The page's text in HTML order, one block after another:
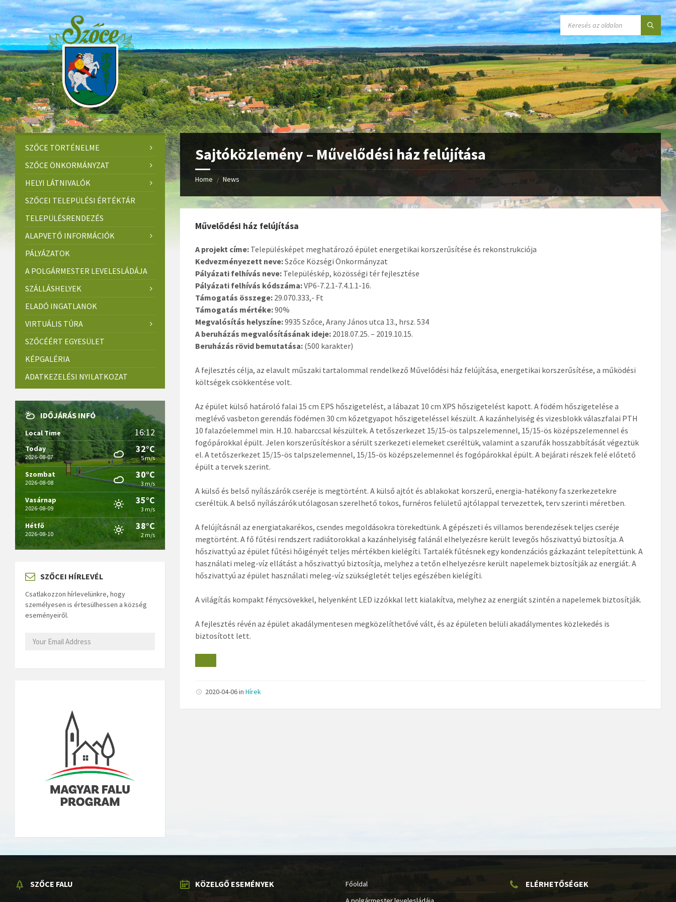
Skip
to
content
Skip
to
left
sidebar
Skip
to
footer
SEARCH:
Sajtóközlemény – Művelődési ház felújítása
Home / News
Művelődési ház felújítása
A projekt címe: Településképet meghatározó épület energetikai korszerűsítése és rekonstrukciója
Kedvezményezett neve:Szőce Községi Önkormányzat
Pályázati felhívás neve: Településkép, közösségi tér fejlesztése
Pályázati felhívás kódszáma:VP6-7.2.1-7.4.1.1-16.
Támogatás összege: 29.070.333,- Ft
Támogatás mértéke:90%
Megvalósítás helyszíne:9935 Szőce, Arany János utca 13., hrsz. 534
A beruházás megvalósításának ideje: 2018.07.25. – 2019.10.15.
Beruházás rövid bemutatása: (500 karakter)
A fejlesztés célja, az elavult műszaki tartalommal rendelkező Művelődési ház felújítása, energetikai korszerűsítése, a működési
költségek csökkentése volt.
Az épület külső határoló falai 15 cm EPS hőszigetelést, a lábazat 10 cm XPS hőszigetelést kapott. A födém hőszigetelése a
meglévő vasbeton gerendás födémen 30 cm kőzetgyapot hőszigeteléssel készült. A kazánhelyiség és vizesblokk válaszfalai PTH
10 falazóelemmel min. H.10. habarccsal készültek. A tetőszerkezet 15/15-ös talpszelemennel, 15/15-ös középszelemennel és
fogópárokkal épült. Jelen korszerűsítéskor a sérült szerkezeti elemeket cseréltük, valamint a szarufák hosszabbítását végeztük
el. A tetőszerkezet 15/15-ös talpszelemennel, 15/15-ös középszelemennel és fogópárokkal épült. A bejárati részek felé előtető
épült a tervek szerint.
A külső és belső nyílászárók cseréje is megtörtént. A külső ajtót és ablakokat korszerű, energia-hatékony fa szerkezetekre
cseréltük. A belső nyílászárók utólagosan szerelhető tokos, furnéros felületű ajtólappal tervezettek, terv szerinti méretben.
A felújításnál az energiatakarékos, csendes megoldásokra törekedtünk. A gépészeti és villamos berendezések teljes cseréje
megtörtént. A fő fűtési rendszert radiátorokkal a kazánhelyiség falánál elhelyezésre került levegős hőszivattyú biztosítja. A
hőszivattyú az épület fűtési hőigényét teljes mértékben kielégíti. Tartalék fűtésnek egy kondenzációs gázkazánt telepítettünk. A
használati meleg-víz ellátást a hőszivattyú biztosítja, melyhez a tetőn elhelyezésre került napelemek biztosítják az energiát. A
hőszivattyú az épület használati meleg-víz szükségletét teljes egészében kielégíti.
A világítás kompakt fénycsövekkel, helyenként LED izzókkal lett kialakítva, melyhez az energiát szintén a napelemek biztosítják.
A fejlesztés révén az épület akadálymentesen megközelíthetővé vált, és az épületen belüli akadálymentes közlekedés is
biztosított lett.
2020-04-06inHírek
SZŐCE TÖRTÉNELME
SZŐCE ÖNKORMÁNYZAT
HELYI LÁTNIVALÓK
SZŐCEI TELEPÜLÉSI ÉRTÉKTÁR
TELEPÜLÉSRENDEZÉS
ALAPVETŐ INFORMÁCIÓK
PÁLYÁZATOK
A POLGÁRMESTER LEVELESLÁDÁJA
SZÁLLÁSHELYEK
ELADÓ INGATLANOK
VIRTUÁLIS TÚRA
SZŐCÉÉRT EGYESÜLET
KÉPGALÉRIA
ADATKEZELÉSI NYILATKOZAT
IDŐJÁRÁS INFÓ
Local Time 16:12
Today
2026-08-07
32°C
5 m/s
Szombat
2026-08-08
30°C
3 m/s
Vasárnap
2026-08-09
35°C
3 m/s
Hétfő
2026-08-10
38°C
2 m/s
SZŐCEI HÍRLEVÉL
Csatlakozzon hírlevelünkre, hogy
személyesen is értesülhessen a község
eseményeiről.
SZŐCE FALU KÖZELGŐ ESEMÉNYEK
Főoldal
ELÉRHETŐSÉGEK